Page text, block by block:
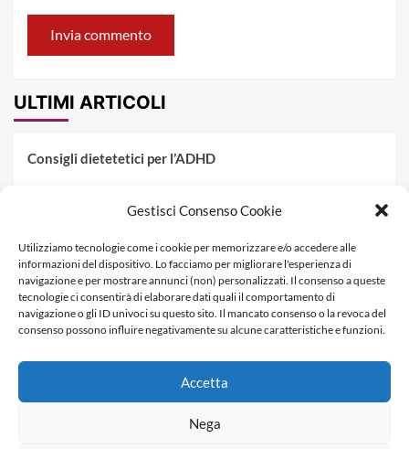
Gestisci Consenso Cookie
Utilizziamo tecnologie come i cookie per memorizzare e/o accedere alle
informazioni del dispositivo. Lo facciamo per migliorare l'esperienza di
navigazione e per mostrare annunci (non) personalizzati. Il consenso a queste
tecnologie ci consentirà di elaborare dati quali il comportamento di
navigazione o gli ID univoci su questo sito. Il mancato consenso o la revoca del
consenso possono influire negativamente su alcune caratteristiche e funzioni.
Accetta
Nega
ULTIMI ARTICOLI
Consigli dietetetici per l’ADHD
Fenilchetonuria
Dieta militare: come funziona, opinioni e schema tipo per
dimagrire in 3 giorni
Informativa Privacy